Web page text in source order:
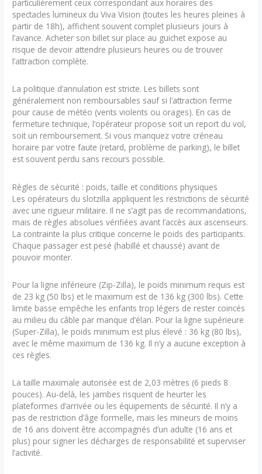
particulièrement ceux correspondant aux horaires des
spectacles lumineux du Viva Vision (toutes les heures pleines à
partir de 18h), affichent souvent complet plusieurs jours à
l’avance. Acheter son billet sur place au guichet expose au
risque de devoir attendre plusieurs heures ou de trouver
l’attraction complète.
La politique d’annulation est stricte. Les billets sont
généralement non remboursables sauf si l’attraction ferme
pour cause de météo (vents violents ou orages). En cas de
fermeture technique, l’opérateur propose soit un report du vol,
soit un remboursement. Si vous manquez votre créneau
horaire par votre faute (retard, problème de parking), le billet
est souvent perdu sans recours possible.
Règles de sécurité : poids, taille et conditions physiques
Les opérateurs du slotzilla appliquent les restrictions de sécurité
avec une rigueur militaire. Il ne s’agit pas de recommandations,
mais de règles absolues vérifiées avant l’accès aux ascenseurs.
La contrainte la plus critique concerne le poids des participants.
Chaque passager est pesé (habillé et chaussé) avant de
pouvoir monter.
Pour la ligne inférieure (Zip-Zilla), le poids minimum requis est
de 23 kg (50 lbs) et le maximum est de 136 kg (300 lbs). Cette
limite basse empêche les enfants trop légers de rester coincés
au milieu du câble par manque d’élan. Pour la ligne supérieure
(Super-Zilla), le poids minimum est plus élevé : 36 kg (80 lbs),
avec le même maximum de 136 kg. Il n’y a aucune exception à
ces règles.
La taille maximale autorisée est de 2,03 mètres (6 pieds 8
pouces). Au-delà, les jambes risquent de heurter les
plateformes d’arrivée ou les équipements de sécurité. Il n’y a
pas de restriction d’âge formelle, mais les mineurs de moins
de 16 ans doivent être accompagnés d’un adulte (16 ans et
plus) pour signer les décharges de responsabilité et superviser
l’activité.